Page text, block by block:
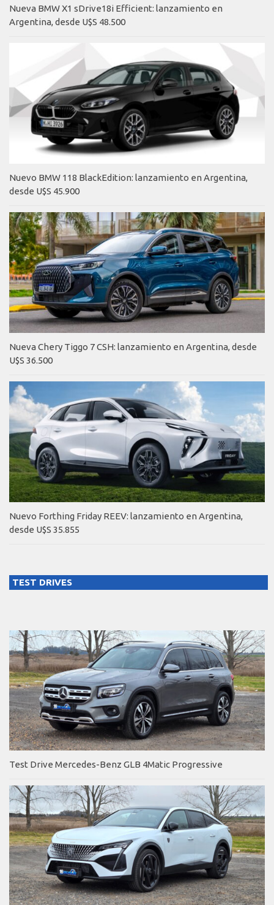
Nueva BMW X1 sDrive18i Efficient: lanzamiento en
Argentina, desde U$S 48.500
Nuevo BMW 118 BlackEdition: lanzamiento en Argentina,
desde U$S 45.900
Nueva Chery Tiggo 7 CSH: lanzamiento en Argentina, desde
U$S 36.500
Nuevo Forthing Friday REEV: lanzamiento en Argentina,
desde U$S 35.855
TEST DRIVES
Test Drive Mercedes-Benz GLB 4Matic Progressive